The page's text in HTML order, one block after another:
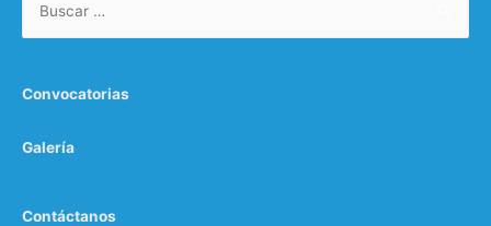
Convocatorias
Galería
Contáctanos